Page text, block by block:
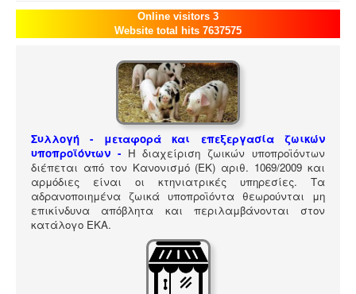
Αρχική
Επιχείρηση
Αναζήτηση
Online visitors 3
Website total hits 7637575
Συλλογή - μεταφορά και επεξεργασία ζωικών
υποπροϊόντων - Η διαχείριση ζωικών υποπροϊόντων
διέπεται από τον Κανονισμό (ΕΚ) αριθ. 1069/2009 και
αρμόδιες είναι οι κτηνιατρικές υπηρεσίες. Τα
αδρανοποιημένα ζωικά υποπροϊόντα θεωρούνται μη
επικίνδυνα απόβλητα και περιλαμβάνονται στον
κατάλογο ΕΚΑ.